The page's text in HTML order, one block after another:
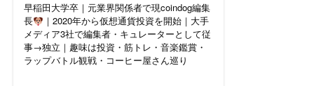
早稲田大学卒｜元業界関係者で現coindog編集
長
｜2020年から仮想通貨投資を開始｜大手
メディア3社で編集者・キュレーターとして従
事→独立｜趣味は投資・筋トレ・音楽鑑賞・
ラップバトル観戦・コーヒー屋さん巡り